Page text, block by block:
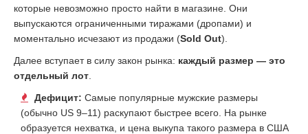
которые невозможно просто найти в магазине. Они
выпускаются ограниченными тиражами (дропами) и
моментально исчезают из продажи (Sold Out).
Далее вступает в силу закон рынка: каждый размер — это
отдельный лот
Дефицит: Самые популярные мужские размеры
(обычно US 9–11) раскупают быстрее всего. На рынке
образуется нехватка, и цена выкупа такого размера в США